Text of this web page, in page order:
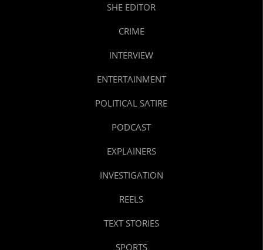
SHE EDITOR
CRIME
INTERVIEW
ENTERTAINMENT
POLITICAL SATIRE
PODCAST
EXPLAINERS
INVESTIGATION
REELS
TEXT STORIES
SPORTS